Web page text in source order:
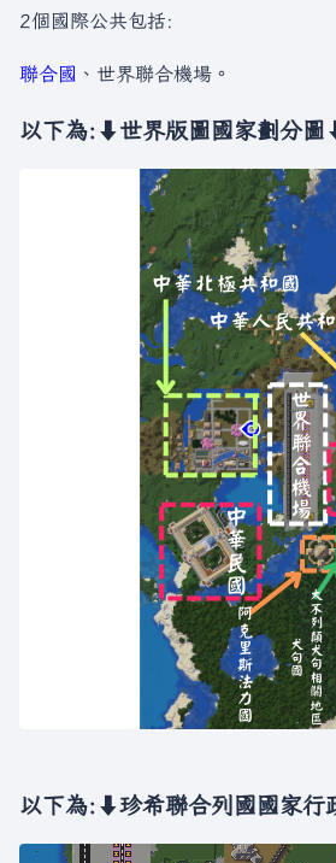
2個國際公共包括:
聯合國 、世界聯合機場。
以下為:⬇世界版圖國家劃分
以下為:⬇珍希聯合列國國家行